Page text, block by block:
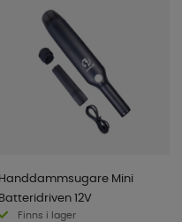
Handdammsugare Mini
Batteridriven 12V
Finns i lager